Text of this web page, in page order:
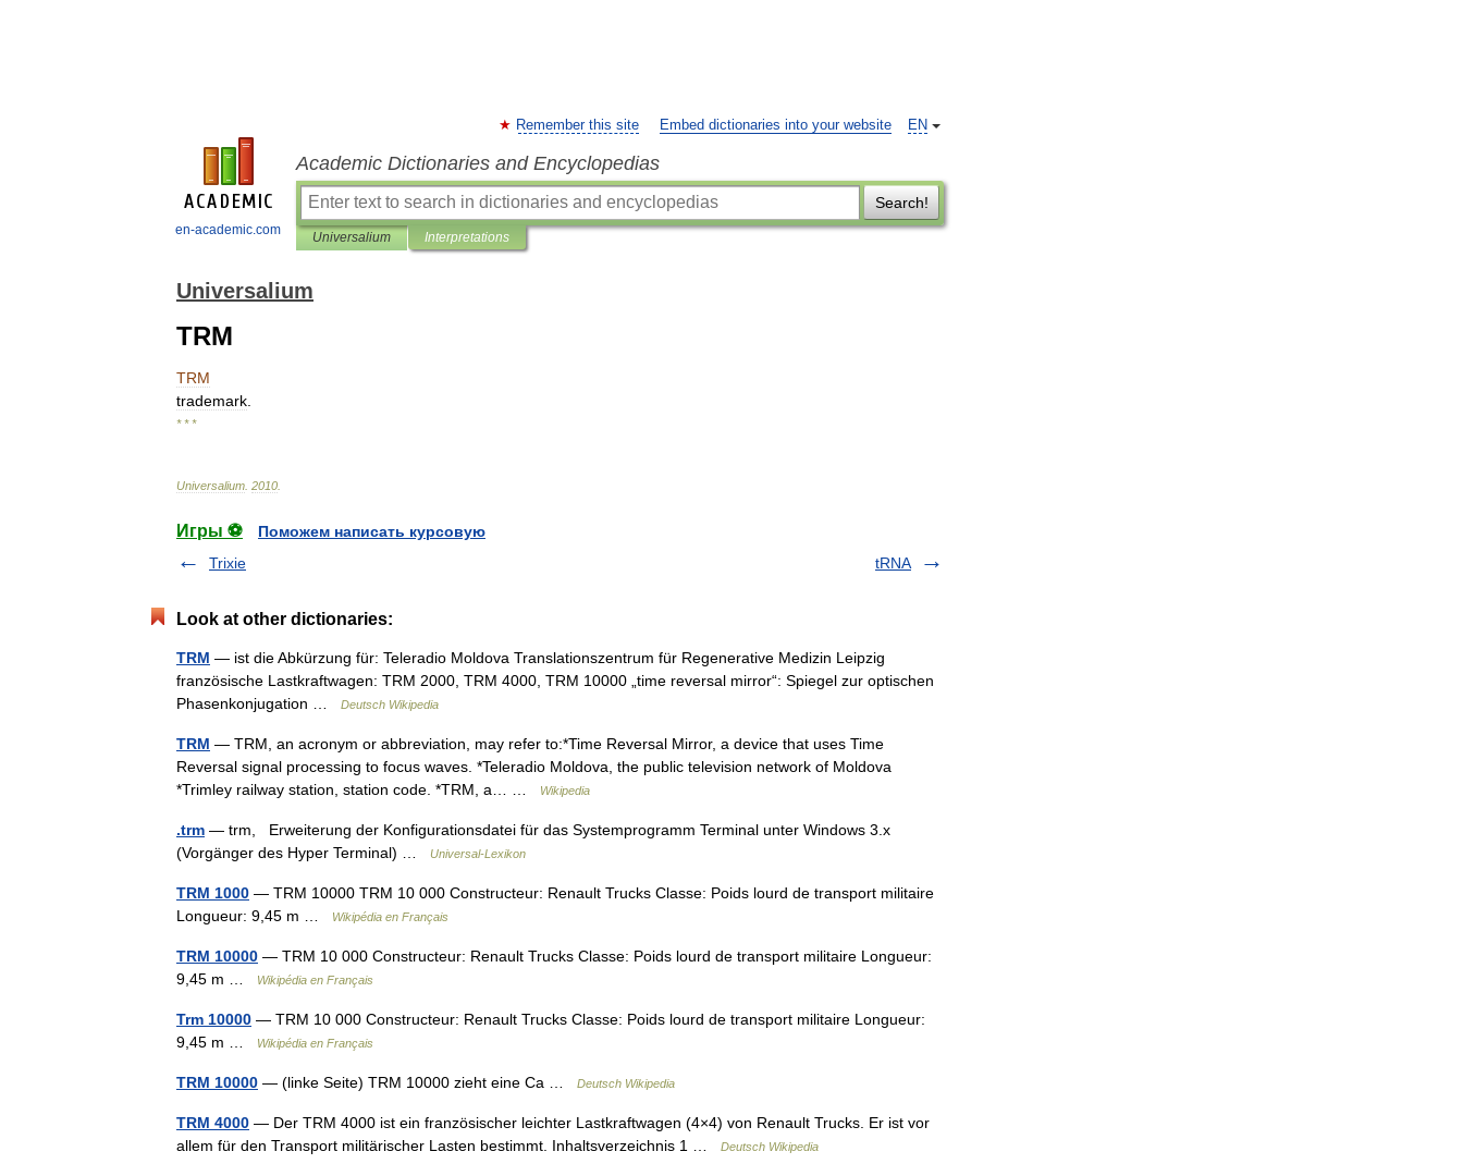
en-academic.com
EN
Remember this site Embed dictionaries into your website
Academic Dictionaries and Encyclopedias
Search!
Universalium Interpretations
Universalium
TRM
TRM
trademark
* * *
Universalium 2010
Игры ⚽
Поможем написать курсовую
Trixie
tRNA
Look at other dictionaries:
TRM — ist die Abkürzung für: Teleradio Moldova Translationszentrum für Regenerative Medizin Leipzig
französische Lastkraftwagen: TRM 2000, TRM 4000, TRM 10000 „time reversal mirror“: Spiegel zur optischen
Phasenkonjugation …
Deutsch Wikipedia
TRM — TRM, an acronym or abbreviation, may refer to:*Time Reversal Mirror, a device that uses Time
Reversal signal processing to focus waves. *Teleradio Moldova, the public television network of Moldova
*Trimley railway station, station code. *TRM, a… …
Wikipedia
.trm — trm, Erweiterung der Konfigurationsdatei für das Systemprogramm Terminal unter Windows 3.x
(Vorgänger des Hyper Terminal) …
Universal-Lexikon
TRM 1000 — TRM 10000 TRM 10 000 Constructeur: Renault Trucks Classe: Poids lourd de transport militaire
Longueur: 9,45 m …
Wikipédia en Français
TRM 10000 — TRM 10 000 Constructeur: Renault Trucks Classe: Poids lourd de transport militaire Longueur:
9,45 m …
Wikipédia en Français
Trm 10000 — TRM 10 000 Constructeur: Renault Trucks Classe: Poids lourd de transport militaire Longueur:
9,45 m …
Wikipédia en Français
TRM 10000 — (linke Seite) TRM 10000 zieht eine Ca … Deutsch Wikipedia
TRM 4000 — Der TRM 4000 ist ein französischer leichter Lastkraftwagen (4×4) von Renault Trucks. Er ist vor
allem für den Transport militärischer Lasten bestimmt. Inhaltsverzeichnis 1 …
Deutsch Wikipedia